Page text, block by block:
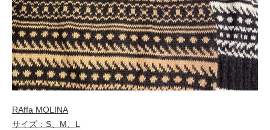
RAffa MOLINA
サイズ：S、M、L